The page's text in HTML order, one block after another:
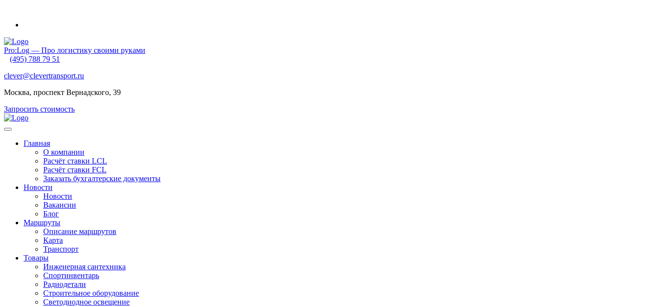
Pro:Log — Про логистику своими руками
(495) 788 79 51
clever@clevertransport.ru
Москва, проспект Вернадского, 39
Запросить стоимость
Главная
О компании
Расчёт ставки LCL
Расчёт ставки FСL
Заказать бухгалтерские документы
Новости
Новости
Вакансии
Блог
Маршруты
Описание маршрутов
Карта
Транспорт
Товары
Инженерная сантехника
Спортинвентарь
Радиодетали
Строительное оборудование
Светодиодное освещение